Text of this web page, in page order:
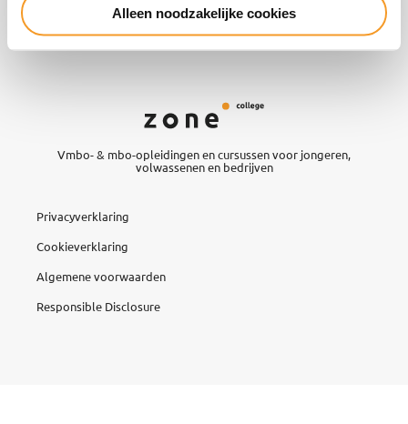
Alleen noodzakelijke cookies
Contact
Vmbo- & mbo-opleidingen en cursussen voor jongeren,
volwassenen en bedrijven
Privacyverklaring
Cookieverklaring
Algemene voorwaarden
Responsible Disclosure